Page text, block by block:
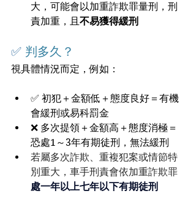
大，可能會以加重詐欺罪量刑，刑
責加重，且 不易獲得緩刑
✅ 判多久？
視具體情況而定，例如：
✅ 初犯＋金額低＋態度良好＝有機
會緩刑或易科罰金
❌ 多次提領＋金額高＋態度消極＝
恐處1～3年有期徒刑，無法緩刑
若屬多次詐欺、重複犯案或情節特
別重大，車手刑責會依加重詐欺罪
處一年以上七年以下有期徒刑